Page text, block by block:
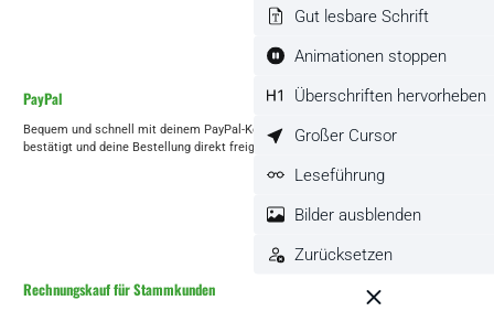
PayPal
Bequem und schnell mit deinem PayPal-Konto bezahlen. Die Zahlung wird sofort
bestätigt und deine Bestellung direkt freigegeben.
Rechnungskauf für Stammkunden
Gut lesbare Schrift
Animationen stoppen
Überschriften hervorheben
Großer Cursor
Leseführung
Bilder ausblenden
Zurücksetzen